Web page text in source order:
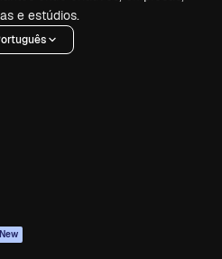
e estúdios.
New